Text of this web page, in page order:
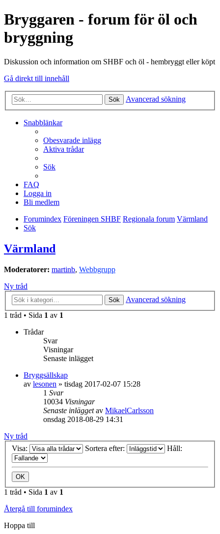
Bryggaren - forum för öl och
bryggning
Diskussion och information om SHBF och öl - hembryggt eller köpt
Gå direkt till innehåll
Sök Avancerad sökning
Snabblänkar
Obesvarade inlägg
Aktiva trådar
Sök
FAQ
Logga in
Bli medlem
Forumindex Föreningen SHBF Regionala forum Värmland
Sök
Värmland
Moderatorer: martinb, Webbgrupp
Ny tråd
Sök
Avancerad sökning
1 tråd • Sida 1 av 1
Trådar
Svar
Visningar
Senaste inlägget
Bryggsällskap
av lesonen » tisdag 2017-02-07 15:28
1 Svar
10034 Visningar
Senaste inläggetav MikaelCarlsson
onsdag 2018-08-29 14:31
Ny tråd
Visa:
Sortera efter: Håll:
1 tråd • Sida 1 av 1
Återgå till forumindex
Hoppa till